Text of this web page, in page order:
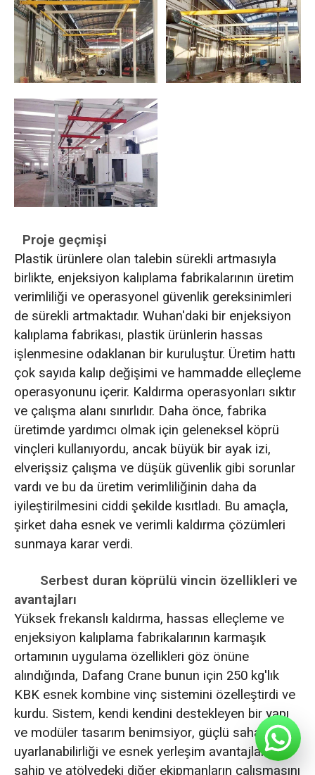
Proje geçmişi
Plastik ürünlere olan talebin sürekli artmasıyla
birlikte, enjeksiyon kalıplama fabrikalarının üretim
verimliliği ve operasyonel güvenlik gereksinimleri
de sürekli artmaktadır. Wuhan'daki bir enjeksiyon
kalıplama fabrikası, plastik ürünlerin hassas
işlenmesine odaklanan bir kuruluştur. Üretim hattı
çok sayıda kalıp değişimi ve hammadde elleçleme
operasyonunu içerir. Kaldırma operasyonları sıktır
ve çalışma alanı sınırlıdır. Daha önce, fabrika
üretimde yardımcı olmak için geleneksel köprü
vinçleri kullanıyordu, ancak büyük bir ayak izi,
elverişsiz çalışma ve düşük güvenlik gibi sorunlar
vardı ve bu da üretim verimliliğinin daha da
iyileştirilmesini ciddi şekilde kısıtladı. Bu amaçla,
şirket daha esnek ve verimli kaldırma çözümleri
sunmaya karar verdi.
Serbest duran köprülü vincin özellikleri ve
avantajları
Yüksek frekanslı kaldırma, hassas elleçleme ve
enjeksiyon kalıplama fabrikalarının karmaşık
ortamının uygulama özellikleri göz önüne
alındığında, Dafang Crane bunun için 250 kg'lık
KBK esnek kombine vinç sistemini özelleştirdi ve
kurdu. Sistem, kendi kendini destekleyen bir yapı
ve modüler tasarım benimsiyor, güçlü saha
uyarlanabilirliği ve esnek yerleşim avantajlarına
sahip ve atölyedeki diğer ekipmanların çalışmasını